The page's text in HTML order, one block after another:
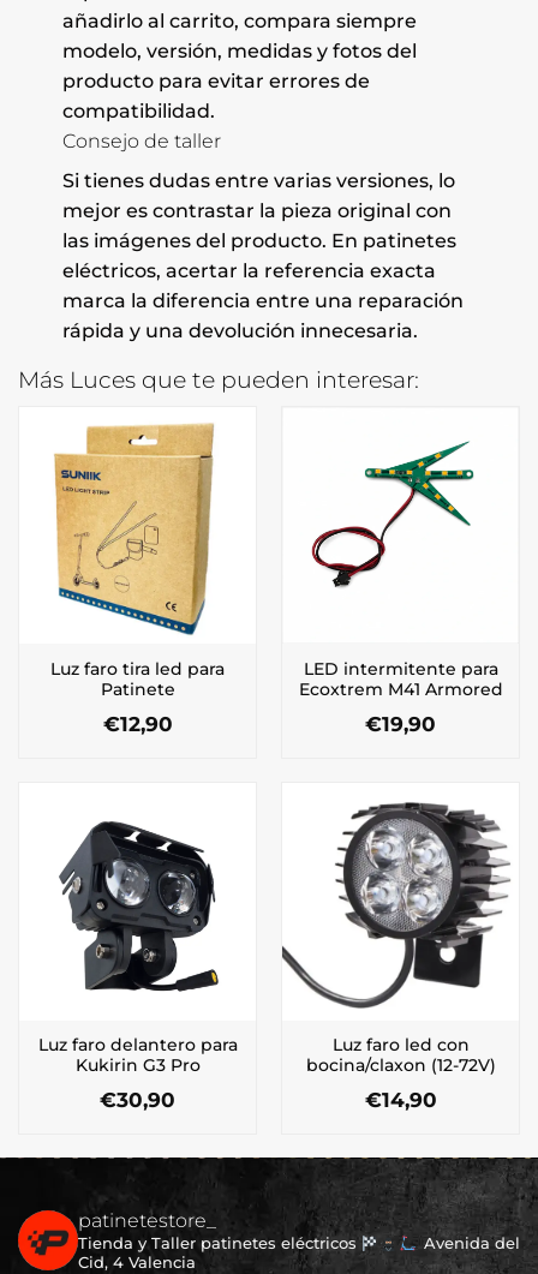
añadirlo al carrito, compara siempre
modelo, versión, medidas y fotos del
producto para evitar errores de
compatibilidad.
Consejo de taller
Si tienes dudas entre varias versiones, lo
mejor es contrastar la pieza original con
las imágenes del producto. En patinetes
eléctricos, acertar la referencia exacta
marca la diferencia entre una reparación
rápida y una devolución innecesaria.
Más Luces que te pueden interesar:
Luz faro tira led para
Patinete
€12,90
LED intermitente para
Ecoxtrem M41 Armored
€19,90
Luz faro delantero para
Kukirin G3 Pro
€30,90
Luz faro led con
bocina/claxon (12-72V)
€14,90
patinetestore_
Tienda y Taller patinetes eléctricos
Avenida del
Cid, 4 Valencia